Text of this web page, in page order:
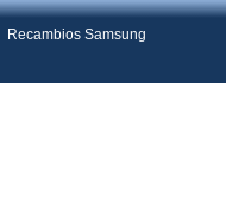
Recambios Samsung